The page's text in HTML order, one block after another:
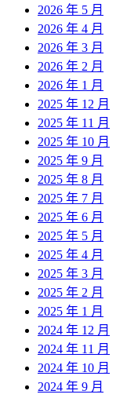
2026 年 5 月
2026 年 4 月
2026 年 3 月
2026 年 2 月
2026 年 1 月
2025 年 12 月
2025 年 11 月
2025 年 10 月
2025 年 9 月
2025 年 8 月
2025 年 7 月
2025 年 6 月
2025 年 5 月
2025 年 4 月
2025 年 3 月
2025 年 2 月
2025 年 1 月
2024 年 12 月
2024 年 11 月
2024 年 10 月
2024 年 9 月